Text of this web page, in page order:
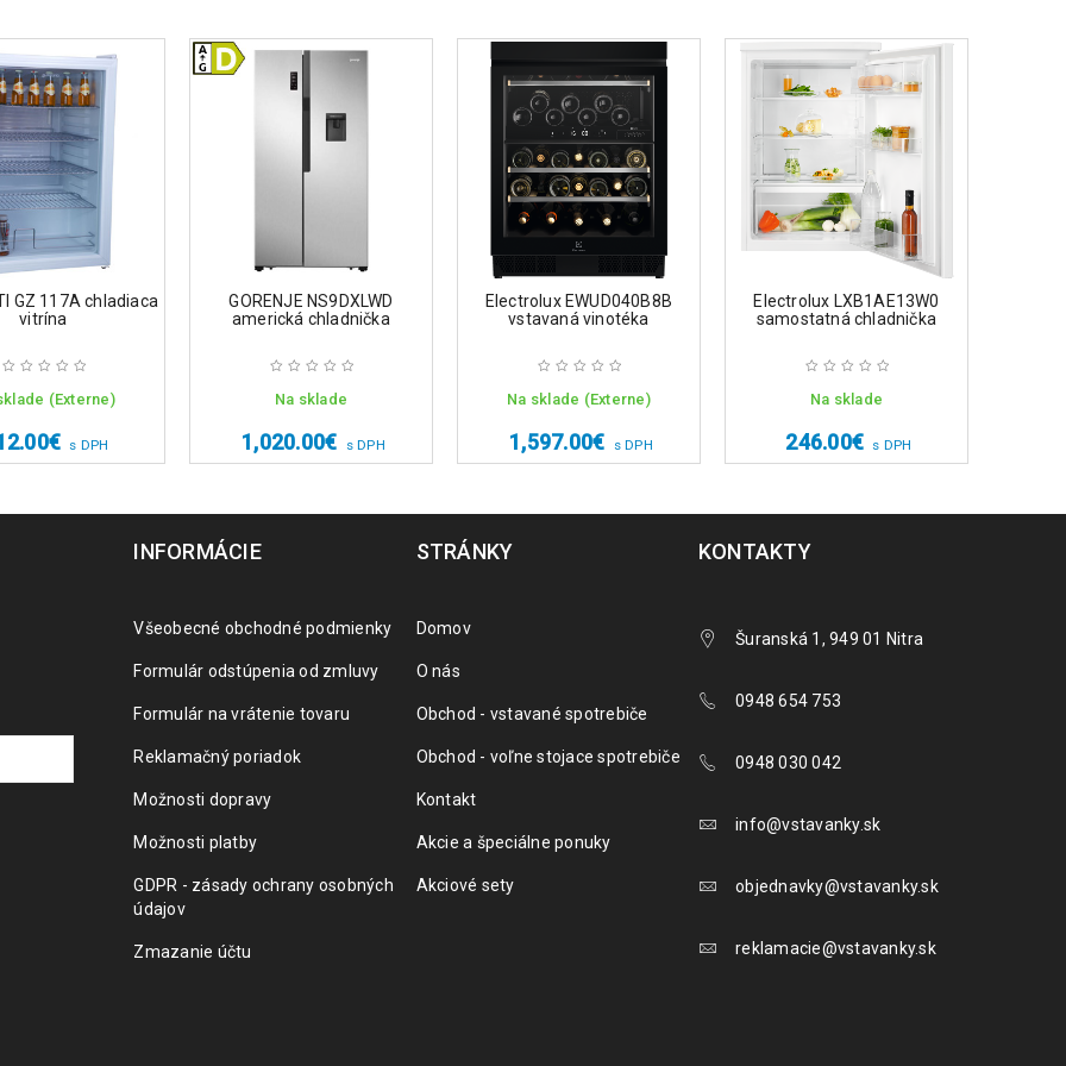
GZ 117A chladiaca
vitrína
(Externe)
€ s DPH
GORENJE NS9DXLWD
americká chladnička
Na sklade
1,020.00€ s DPH
Electrolux EWUD040B8B
vstavaná vinotéka
Na sklade (Externe)
1,597.00€ s DPH
Electrolux LXB1AE13W0
samostatná chladnička
Na sklade
246.00€ s DPH
INFORMÁCIE
Všeobecné obchodné podmienky
Formulár odstúpenia od zmluvy
Formulár na vrátenie tovaru
Reklamačný poriadok
Možnosti dopravy
Možnosti platby
GDPR - zásady ochrany osobných
údajov
Zmazanie účtu
STRÁNKY
Domov
O nás
Obchod - vstavané spotrebiče
Obchod - voľne stojace spotrebiče
Kontakt
Akcie a špeciálne ponuky
Akciové sety
KONTAKTY
Šuranská 1, 949 01 Nitra
0948 654 753
0948 030 042
info@vstavanky.sk
objednavky@vstavanky.sk
reklamacie@vstavanky.sk